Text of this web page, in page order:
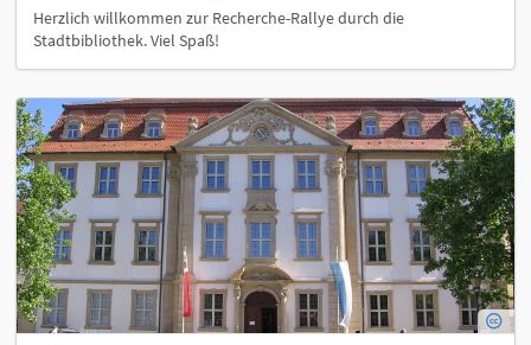
Herzlich willkommen zur Recherche-Rallye durch die
Stadtbibliothek. Viel Spaß!